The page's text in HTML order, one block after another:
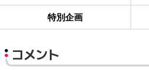
特別企画
コメント